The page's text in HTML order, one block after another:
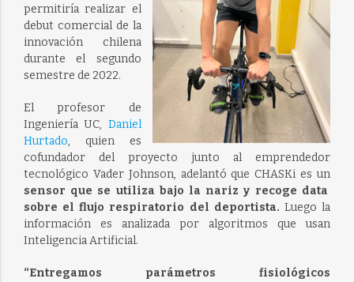
permitiría realizar el
debut comercial de la
innovación chilena
durante el segundo
semestre de 2022.
El profesor de
Ingeniería UC,Daniel
Hurtado, quien es
cofundador del proyecto junto al emprendedor
tecnológico Vader Johnson, adelantó que CHASKi es un
sensor que se utiliza bajo la nariz y recoge data
sobre el flujo respiratorio del deportista. Luego la
información es analizada por algoritmos que usan
Inteligencia Artificial.
“Entregamos parámetros fisiológicos